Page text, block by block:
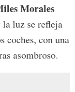
Morales
la luz se refleja
coches, con una
asombroso.